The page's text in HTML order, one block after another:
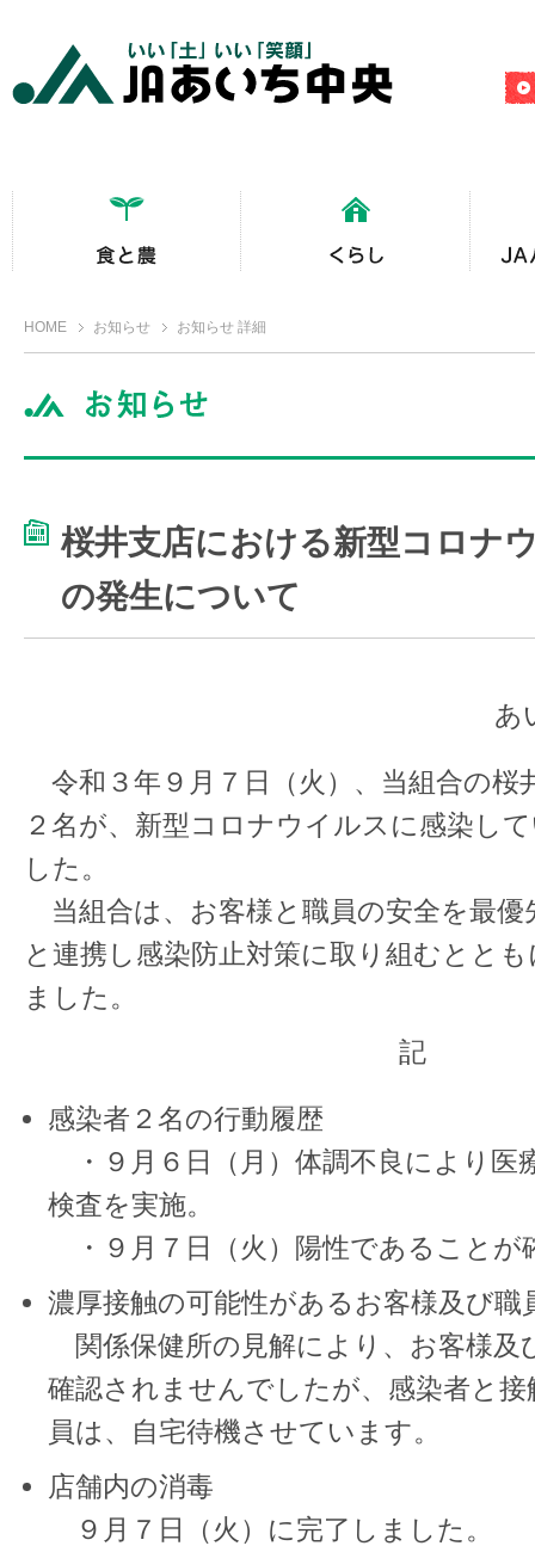
HOME お知らせ お知らせ 詳細
桜井支店における新型コロナ
の発生について
あ
令和３年９月７日（火）、当組合の桜
２名が、新型コロナウイルスに感染し
した。
当組合は、お客様と職員の安全を最優
と連携し感染防止対策に取り組むとと
ました。
記
感染者２名の行動履歴
・９月６日（月）体調不良により医
検査を実施。
・９月７日（火）陽性であることが
濃厚接触の可能性があるお客様及び職
関係保健所の見解により、お客様及
確認されませんでしたが、感染者と
員は、自宅待機させています。
店舗内の消毒
９月７日（火）に完了しました。